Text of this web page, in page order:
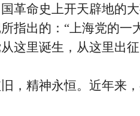
革命史上开天辟地的大
指出的： “上海党的一
这里诞生，从这里出
精神永恒。近年来，